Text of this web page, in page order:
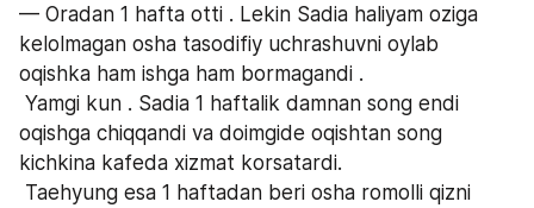
— Oradan 1 hafta otti . Lekin Sadia haliyam oziga
kelolmagan osha tasodifiy uchrashuvni oylab
oqishka ham ishga ham bormagandi .
oqishga chiqqandi va doimgide oqishtan song
kichkina kafeda xizmat korsatardi.